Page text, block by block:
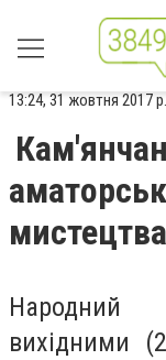
13:24, 31 жовтня 2017 р.
мистецтва
Народний
вихідними